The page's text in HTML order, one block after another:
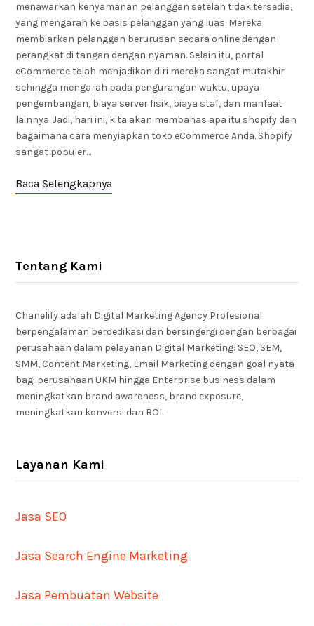
menawarkan kenyamanan pelanggan setelah tidak tersedia,
yang mengarah ke basis pelanggan yang luas. Mereka
membiarkan pelanggan berurusan secara online dengan
perangkat di tangan dengan nyaman. Selain itu, portal
eCommerce telah menjadikan diri mereka sangat mutakhir
sehingga mengarah pada pengurangan waktu, upaya
pengembangan, biaya server fisik, biaya staf, dan manfaat
lainnya. Jadi, hari ini, kita akan membahas apa itu shopify dan
bagaimana cara menyiapkan toko eCommerce Anda. Shopify
sangat populer…
Baca Selengkapnya
Tentang Kami
Chanelify adalah Digital Marketing Agency Profesional
berpengalaman berdedikasi dan bersingergi dengan berbagai
perusahaan dalam pelayanan Digital Marketing: SEO, SEM,
SMM, Content Marketing, Email Marketing dengan goal nyata
bagi perusahaan UKM hingga Enterprise business dalam
meningkatkan brand awareness, brand exposure,
meningkatkan konversi dan ROI.
Layanan Kami
Jasa SEO
Jasa Search Engine Marketing
Jasa Pembuatan Website